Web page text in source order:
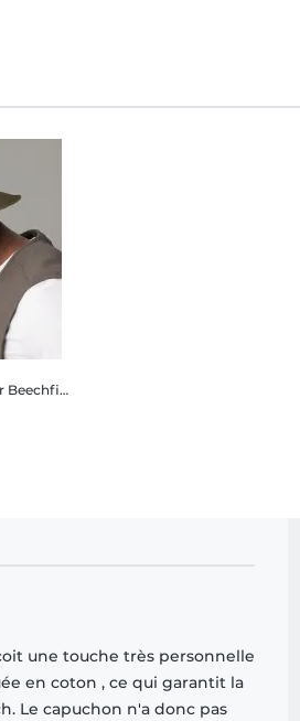
Chapeau de soleil outdoor Beechfield
une touche très personnelle
en coton , ce qui garantit la
Le capuchon n'a donc pas